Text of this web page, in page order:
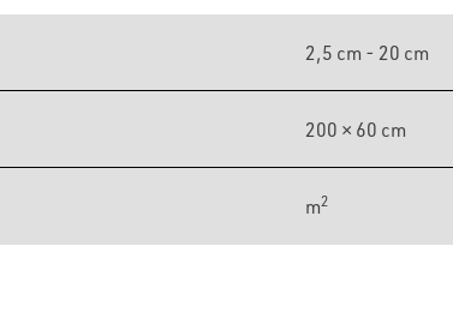
2,5 cm - 20 cm
200 × 60 cm
m2